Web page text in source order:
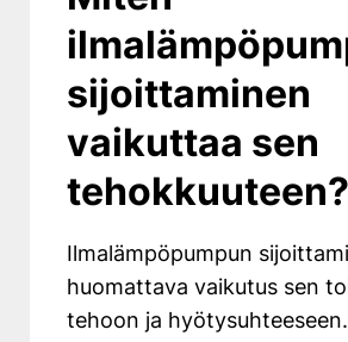
sijoittaminen
vaikuttaa sen
tehokkuuteen?
Ilmalämpöpumpun
huomattava vaikutus sen
tehoon ja hyötysuhteeseen.